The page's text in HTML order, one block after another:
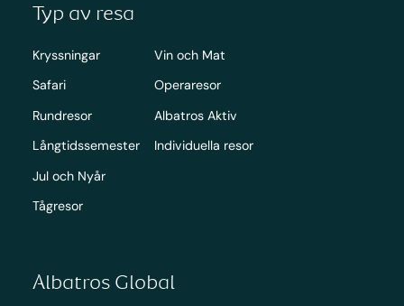
Typ av resa
Kryssningar
Safari
Rundresor
Långtidssemester
Jul och Nyår
Tågresor
Vin och Mat
Operaresor
Albatros Aktiv
Individuella resor
Albatros Global